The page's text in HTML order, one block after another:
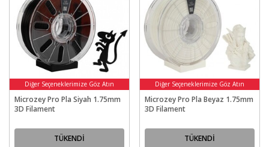
Diğer Seçeneklerimize Göz Atın
Microzey Pro Pla Siyah 1.75mm
3D Filament
TÜKENDİ
Diğer Seçeneklerimize Göz Atın
Microzey Pro Pla Beyaz 1.75mm
3D Filament
TÜKENDİ